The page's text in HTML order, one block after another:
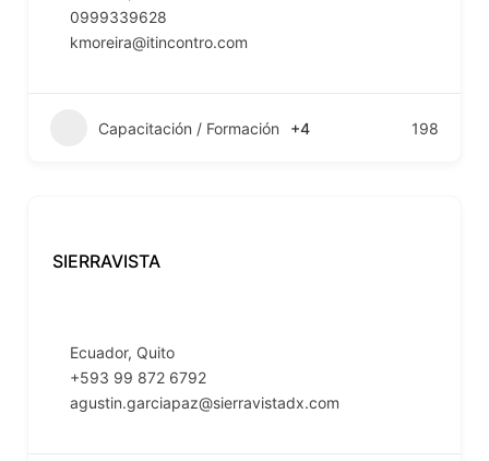
0999339628
kmoreira@itincontro.com
Capacitación / Formación +4 198
SIERRAVISTA
Ecuador, Quito
+593 99 872 6792
agustin.garciapaz@sierravistadx.com